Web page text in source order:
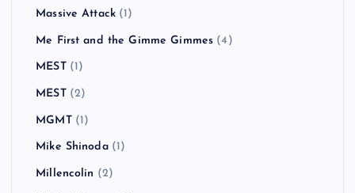
Massive Attack (1)
Me First and the Gimme Gimmes (4)
MEST(1)
MEST(2)
MGMT(1)
Mike Shinoda(1)
Millencolin (2)